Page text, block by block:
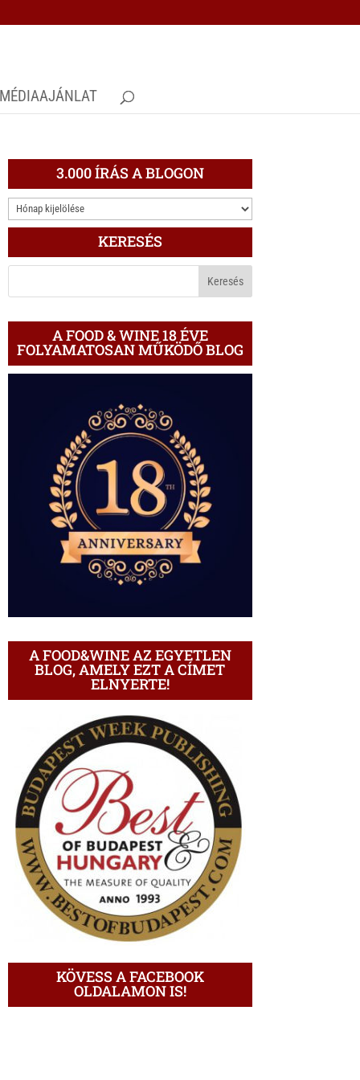
MÉDIAAJÁNLAT
3.000 ÍRÁS A BLOGON
3.000
ÍRÁS
BLOGON
KERESÉS
A FOOD & WINE 18 ÉVE
FOLYAMATOSAN MŰKÖDŐ BLOG
A FOOD&WINE AZ EGYETLEN
BLOG, AMELY EZT A CÍMET
ELNYERTE!
KÖVESS A FACEBOOK
OLDALAMON IS!